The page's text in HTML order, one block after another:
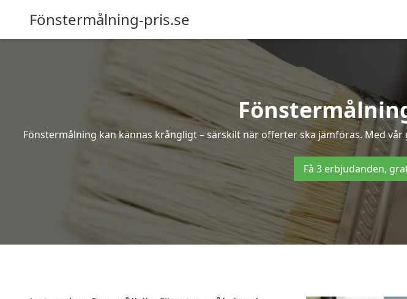
Fönstermålning-pris.se
Fönstermålning kan kännas krångligt – särskilt när offerter ska jämföras. Med
Få 3 erbjudanden,